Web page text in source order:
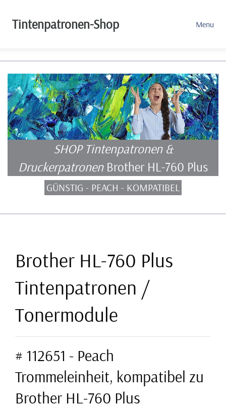
Tintenpatronen-Shop Menu
SHOP Tintenpatronen &
Druckerpatronen Brother HL-760 Plus
GÜNSTIG - PEACH - KOMPATIBEL
Brother HL-760 Plus
Tintenpatronen /
Tonermodule
# 112651 - Peach
Trommeleinheit, kompatibel zu
Brother HL-760 Plus